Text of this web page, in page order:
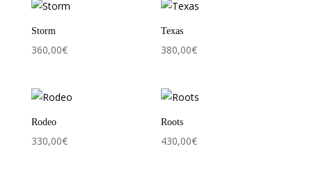
Storm
360,00€
Texas
380,00€
Rodeo
330,00€
Roots
430,00€